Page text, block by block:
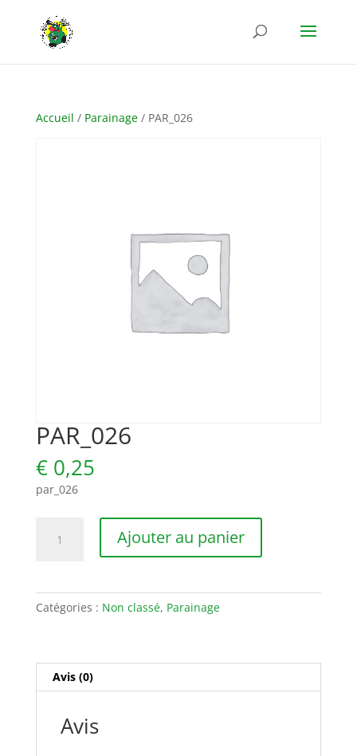
Accueil / Parainage/ PAR_026
PAR_026
€0,25
par_026
Ajouter au panier
Catégories : Non classé, Parainage
Avis (0)
Avis